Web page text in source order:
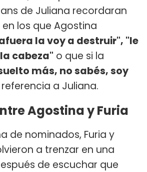
de Juliana recordaran
los que Agostina
la voy a destruir", "le
cabeza" o que si la
más, no sabés, soy
referencia a Juliana.
Agostina y Furia
de nominados, Furia y
a trenzar en una
de escuchar que